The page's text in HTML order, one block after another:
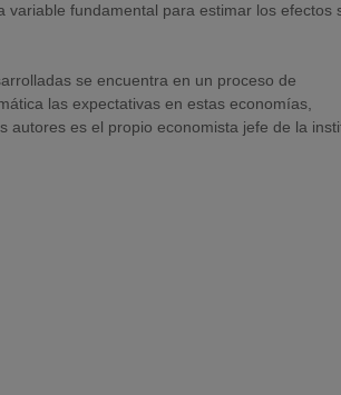
fundamental para estimar los efectos
se encuentra en un proceso de
las expectativas en estas economías,
es el propio economista jefe de la